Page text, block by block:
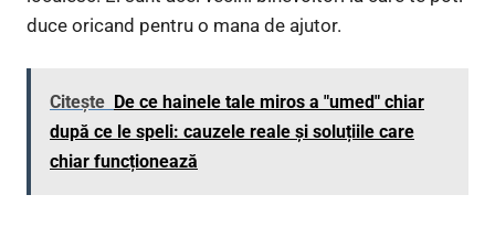
duce oricand pentru o mana de ajutor.
Citește De ce hainele tale miros a "umed" chiar
după ce le speli: cauzele reale și soluțiile care
chiar funcționează